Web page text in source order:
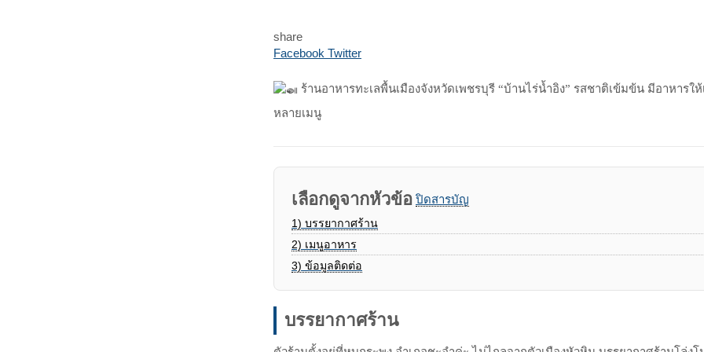
share
Facebook TwitterPrint
Share
Email
ร้านอาหารทะเลพื้นเมืองจังหวัดเพชรบุรี “บ้านไร่น้ำอิง” รสชาติเข้มข้น มีอาหารใ
หลายเมนู
เลือกดูจากหัวข้อ ปิดสารบัญ
1) บรรยากาศร้าน
2) เมนูอาหาร
3) ข้อมูลติดต่อ
บรรยากาศร้าน